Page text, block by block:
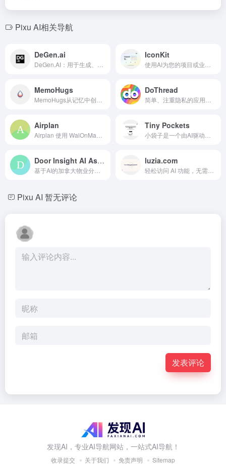
Pixu AI相关导航
DeGen.ai IconKit
MemoHugs DoThread
Airplan Tiny Pockets
Door Insight AI Assistant luzia.com
Pixu AI 暂无评论
发表评论
发现AI，专业AI导航网站，一站式AI导航！
收录提交 关于我们 免责声明 Sitemap